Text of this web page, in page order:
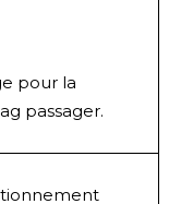
pour la
passager.